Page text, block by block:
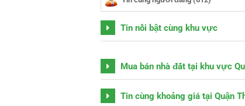
Tin nổi bật cùng khu vực
Mua bán nhà đất tại khu vực
Tin cùng khoảng giá tại Quận